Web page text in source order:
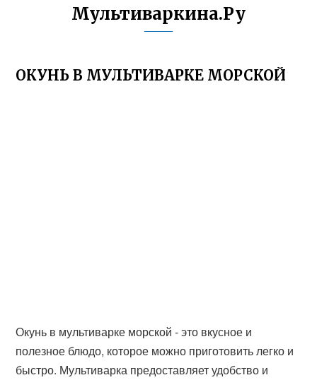
Мультиваркина.Ру
ОКУНЬ В МУЛЬТИВАРКЕ МОРСКОЙ
Окунь в мультиварке морской - это вкусное и
полезное блюдо, которое можно приготовить легко и
быстро. Мультиварка предоставляет удобство и